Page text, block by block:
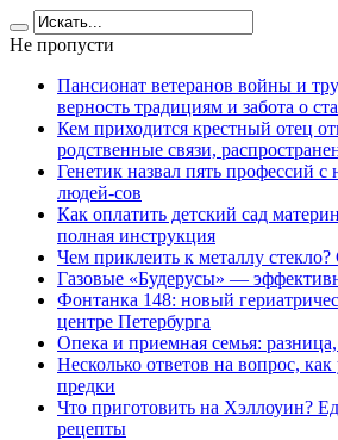
Не пропусти
Пансионат ветеранов войны и
верность традициям и забота о
Кем приходится крестный отец
родственные связи,
Генетик назвал пять профессий
людей-сов
Как оплатить детский сад
полная инструкция
Чем приклеить к металлу
Газовые «Будерусы» —
Фонтанка 148: новый
центре Петербурга
Опека и приемная семья:
Несколько ответов на вопрос,
предки
Что приготовить на Хэллоуин?
рецепты